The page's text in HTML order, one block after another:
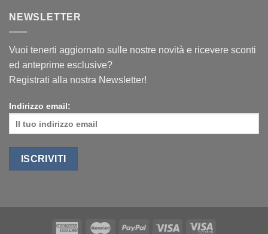
NEWSLETTER
Vuoi tenerti aggiornato sulle nostre novità e ricevere sconti
ed anteprime esclusive?
Registrati alla nostra Newsletter!
Indirizzo email: